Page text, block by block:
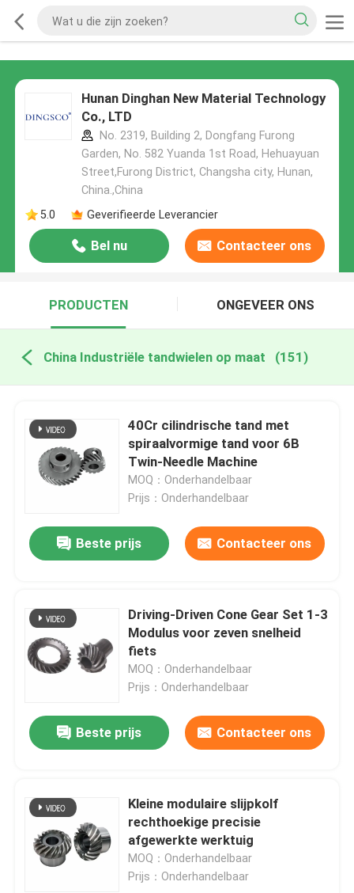
Hunan Dinghan New Material Technology
Co., LTD
No. 2319, Building 2, Dongfang Furong
Garden, No. 582 Yuanda 1st Road, Hehuayuan
Street,Furong District, Changsha city, Hunan,
China.,China
5.0
Geverifieerde Leverancier
Bel nu Contacteer ons
PRODUCTEN ONGEVEER ONS
China Industriële tandwielen op maat (151)
40Cr cilindrische tand met
spiraalvormige tand voor 6B
Twin-Needle Machine
MOQ：Onderhandelbaar
Prijs：Onderhandelbaar
Beste prijs Contacteer ons
Driving-Driven Cone Gear Set 1-3
Modulus voor zeven snelheid
fiets
MOQ：Onderhandelbaar
Prijs：Onderhandelbaar
Beste prijs Contacteer ons
Kleine modulaire slijpkolf
rechthoekige precisie
afgewerkte werktuig
MOQ：Onderhandelbaar
Prijs：Onderhandelbaar